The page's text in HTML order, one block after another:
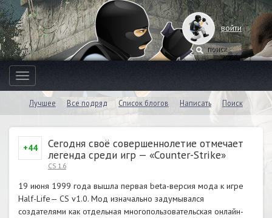
войти
Toggle
navigation
Лучшее Все подряд Список блогов Написать Поиск
+44
Сегодня своё совершеннолетие отмечает
легенда среди игр — «Counter-Strike»
CS 1.6
19 июня 1999 года вышла первая beta-версия мода к игре
Half-Life— CS v1.0. Мод изначально задумывался
создателями как отдельная многопользовательская онлайн-